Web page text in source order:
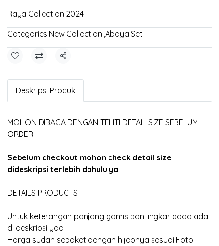
Raya Collection 2024
Categories:New Collection!,Abaya Set
Share
Deskripsi Produk
MOHON DIBACA DENGAN TELITI DETAIL SIZE SEBELUM
ORDER
Sebelum checkout mohon check detail size
dideskripsi terlebih dahulu ya
DETAILS PRODUCTS
Untuk keterangan panjang gamis dan lingkar dada ada
di deskripsi yaa
Harga sudah sepaket dengan hijabnya sesuai Foto.